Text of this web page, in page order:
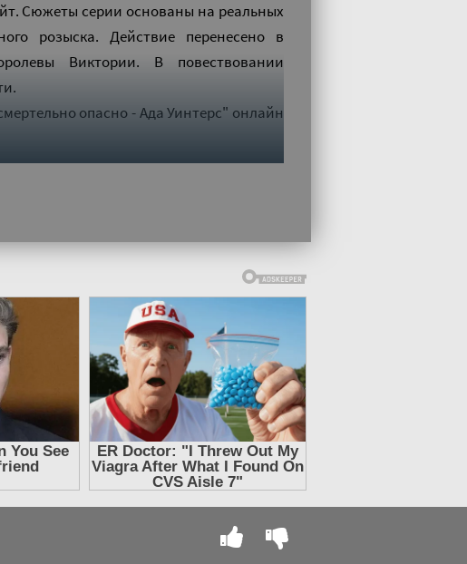
Сюжеты серии основаны на реальных
розыска. Действие перенесено в
Виктории. В повествовании
опасно - Ада Уинтерс" онлайн